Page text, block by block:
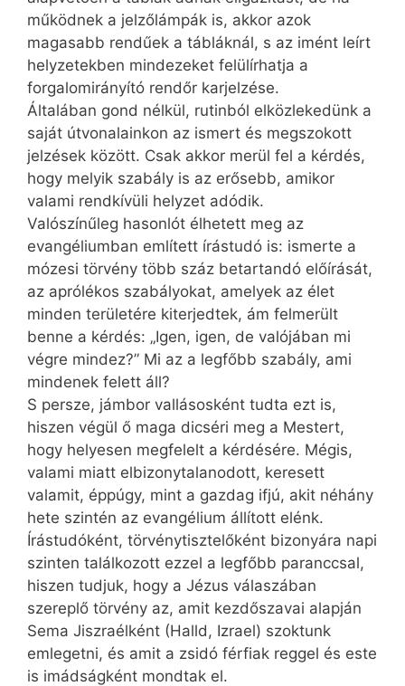
működnek a jelzőlámpák is, akkor azok
magasabb rendűek a tábláknál, s az imént leírt
helyzetekben mindezeket felülírhatja a
forgalomirányító rendőr karjelzése.
Általában gond nélkül, rutinból elközlekedünk a
saját útvonalainkon az ismert és megszokott
jelzések között. Csak akkor merül fel a kérdés,
hogy melyik szabály is az erősebb, amikor
valami rendkívüli helyzet adódik.
Valószínűleg hasonlót élhetett meg az
evangéliumban említett írástudó is: ismerte a
mózesi törvény több száz betartandó előírását,
az aprólékos szabályokat, amelyek az élet
minden területére kiterjedtek, ám felmerült
benne a kérdés: „Igen, igen, de valójában mi
végre mindez?” Mi az a legfőbb szabály, ami
mindenek felett áll?
S persze, jámbor vallásosként tudta ezt is,
hiszen végül ő maga dicséri meg a Mestert,
hogy helyesen megfelelt a kérdésére. Mégis,
valami miatt elbizonytalanodott, keresett
valamit, éppúgy, mint a gazdag ifjú, akit néhány
hete szintén az evangélium állított elénk.
Írástudóként, törvénytisztelőként bizonyára napi
szinten találkozott ezzel a legfőbb paranccsal,
hiszen tudjuk, hogy a Jézus válaszában
szereplő törvény az, amit kezdőszavai alapján
Sema Jiszraélként (Halld, Izrael) szoktunk
emlegetni, és amit a zsidó férfiak reggel és este
is imádságként mondtak el.